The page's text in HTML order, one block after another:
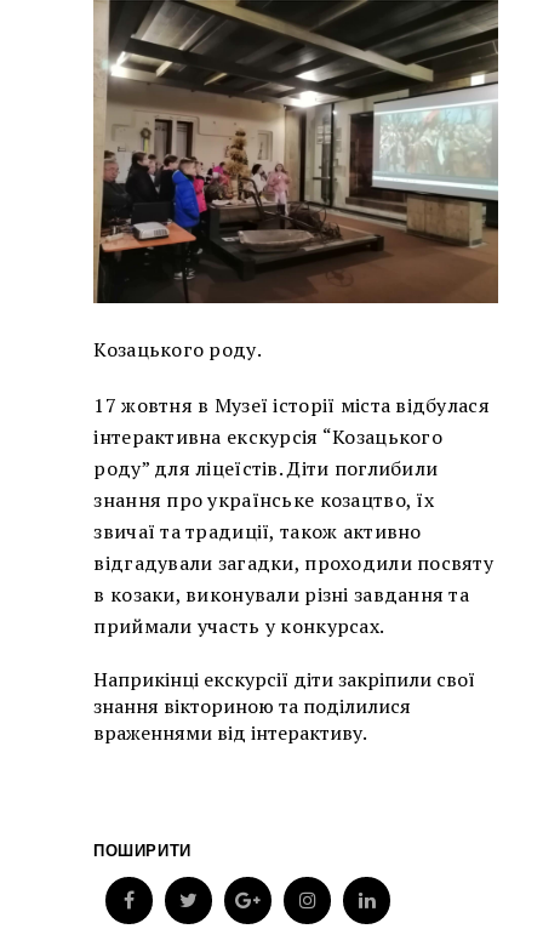
Козацького роду.
17 жовтня в Музеї історії міста відбулася
інтерактивна екскурсія “Козацького
роду” для ліцеїстів. Діти поглибили
знання про українське козацтво, їх
звичаї та традиції, також активно
відгадували загадки, проходили посвяту
в козаки, виконували різні завдання та
приймали участь у конкурсах.
Наприкінці екскурсії діти закріпили свої
знання вікториною та поділилися
враженнями від інтерактиву.
ПОШИРИТИ